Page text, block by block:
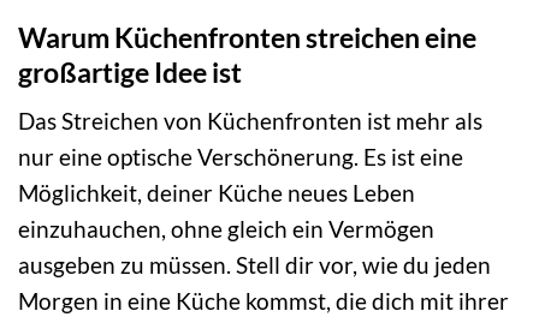
Warum Küchenfronten streichen eine
großartige Idee ist
Das Streichen von Küchenfronten ist mehr als
nur eine optische Verschönerung. Es ist eine
Möglichkeit, deiner Küche neues Leben
einzuhauchen, ohne gleich ein Vermögen
ausgeben zu müssen. Stell dir vor, wie du jeden
Morgen in eine Küche kommst, die dich mit ihrer